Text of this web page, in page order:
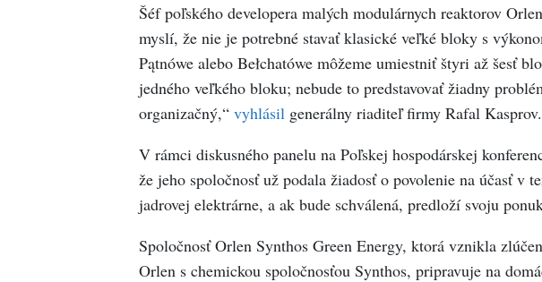
Šéf poľského developera malých modulárnych reaktorov
myslí, že nie je potrebné stavať klasické veľké bloky s
Pątnówe alebo Bełchatówe môžeme umiestniť štyri až šesť
jedného veľkého bloku; nebude to predstavovať žiadny
organizačný,“ vyhlásilgenerálny riaditeľ firmy Rafal Kasprov.
V rámci diskusného panelu na Poľskej hospodárskej
že jeho spoločnosť už podala žiadosť o povolenie na účasť v
jadrovej elektrárne, a ak bude schválená, predloží svoju
Spoločnosť Orlen Synthos Green Energy, ktorá vznikla
Orlen s chemickou spoločnosťou Synthos, pripravuje na